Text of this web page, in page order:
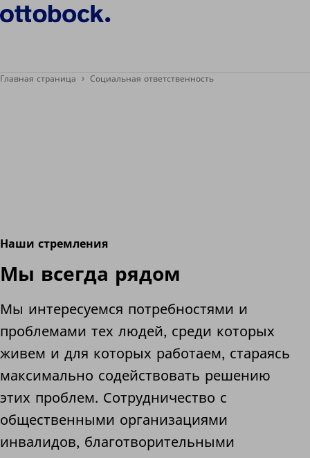
Главная страница Социальная ответственность
Наши стремления
Мы всегда рядом
Мы интересуемся потребностями и
проблемами тех людей, среди которых
живем и для которых работаем, стараясь
максимально содействовать решению
этих проблем. Сотрудничество с
общественными организациями
инвалидов, благотворительными